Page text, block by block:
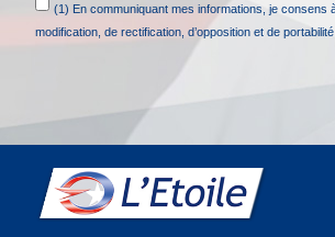
(1) En communiquant mes informations, je consens
modification, de rectification, d’opposition et de